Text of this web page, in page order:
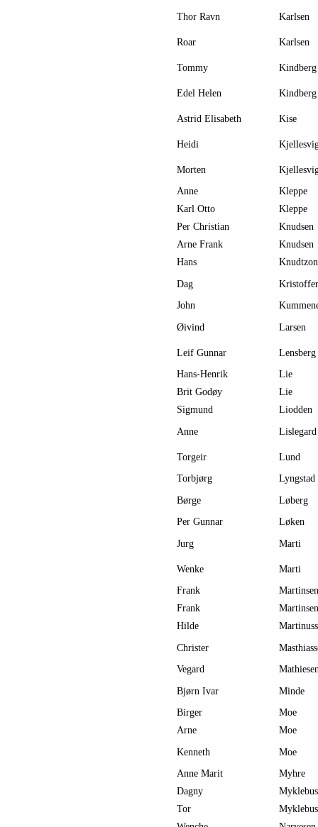
Thor Ravn Karlsen
Roar Karlsen
Tommy
Edel Helen
Astrid Elisabeth Kise
Heidi
Morten
Anne
Kleppe
Karl Otto
Kleppe
Per Christian
Knudsen
Arne Frank
Knudsen
Hans
Knudtzon
Dag
John
Øivind Larsen
Leif Gunnar
Lensberg
Hans-Henrik
Lie
Brit Godøy
Lie
Sigmund
Liodden
Anne Lislegard
Torgeir
Lund
Torbjørg
Lyngstad
Børge
Løberg
Per Gunnar
Løken
Jurg Marti
Wenke
Marti
Frank
Martinsen
Frank
Martinsen
Hilde
Christer
Vegard
Bjørn Ivar
Minde
Birger
Moe
Arne
Moe
Kenneth
Moe
Anne Marit
Myhre
Dagny
Tor